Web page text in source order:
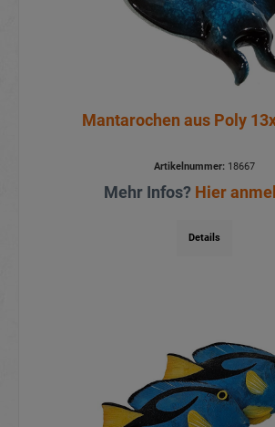
Mantarochen aus Poly
Artikelnummer:18667
Mehr Infos? Hier
Details